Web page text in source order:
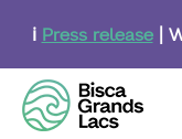
content
ℹ️ Press release|